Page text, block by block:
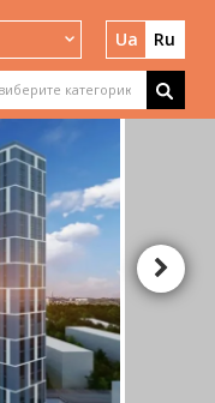
Ua Ru